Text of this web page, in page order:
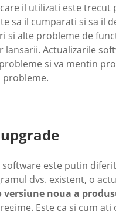
il utilizati este trecut
sa il cumparati si sa il
si alte probleme de
lansarii. Actualizarile
si va mentin
probleme.
este putin
dvs. existent, o
versiune noua a
Este ca si cum ati